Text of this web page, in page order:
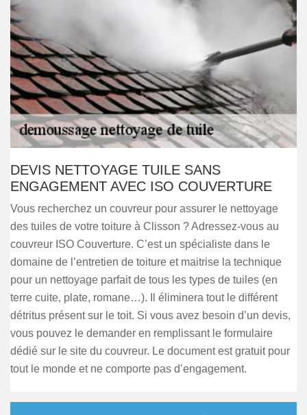
DEVIS NETTOYAGE TUILE SANS
ENGAGEMENT AVEC ISO COUVERTURE
Vous recherchez un couvreur pour assurer le nettoyage
des tuiles de votre toiture à Clisson ? Adressez-vous au
couvreur ISO Couverture. C’est un spécialiste dans le
domaine de l’entretien de toiture et maitrise la technique
pour un nettoyage parfait de tous les types de tuiles (en
terre cuite, plate, romane…). Il éliminera tout le différent
détritus présent sur le toit. Si vous avez besoin d’un devis,
vous pouvez le demander en remplissant le formulaire
dédié sur le site du couvreur. Le document est gratuit pour
tout le monde et ne comporte pas d’engagement.